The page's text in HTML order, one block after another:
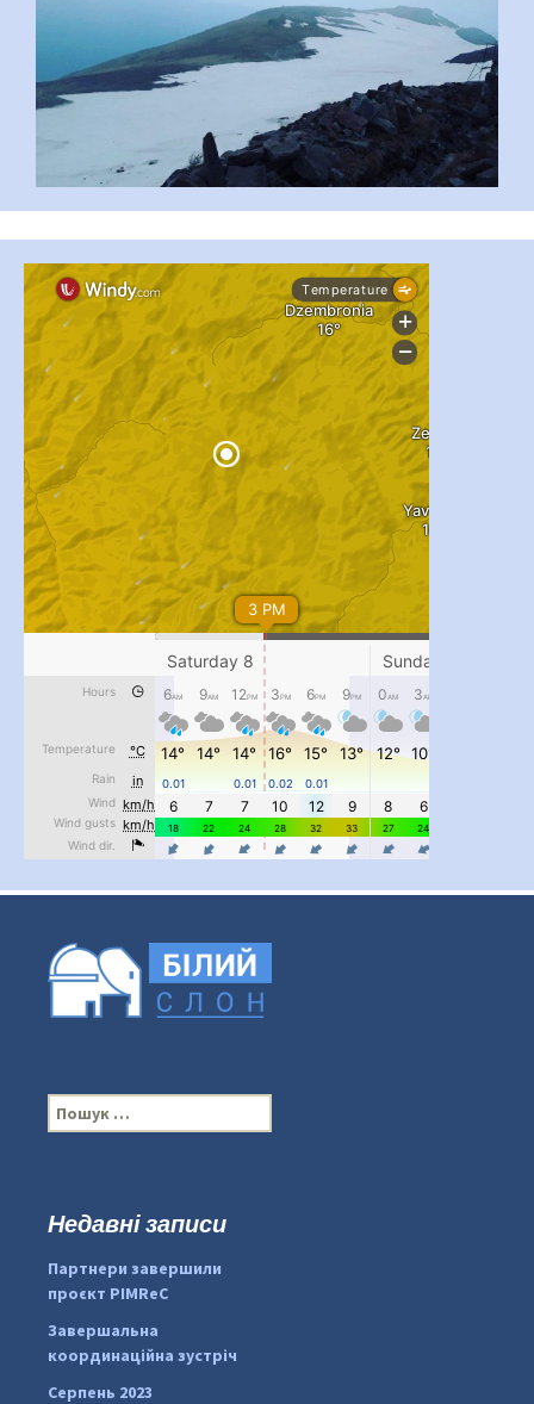
...
pimrec_project
#PipIvanToday...
pimrec_project
#PipIvanToday
pimrec_project
П
о
:Недавні записи
Партнери завершили
проєкт PIMReC
Завершальна
координаційна зустріч
Серпень 2023